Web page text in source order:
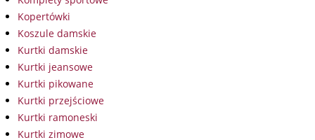
Kopertówki
Koszule damskie
Kurtki damskie
Kurtki jeansowe
Kurtki pikowane
Kurtki przejściowe
Kurtki ramoneski
Kurtki zimowe